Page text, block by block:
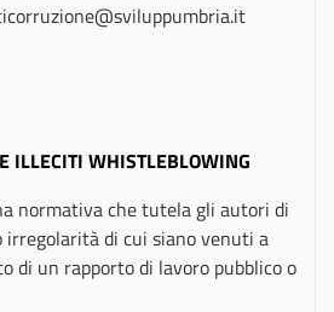
ILLECITI WHISTLEBLOWING
normativa che tutela gli autori di
irregolarità di cui siano venuti a
di un rapporto di lavoro pubblico o